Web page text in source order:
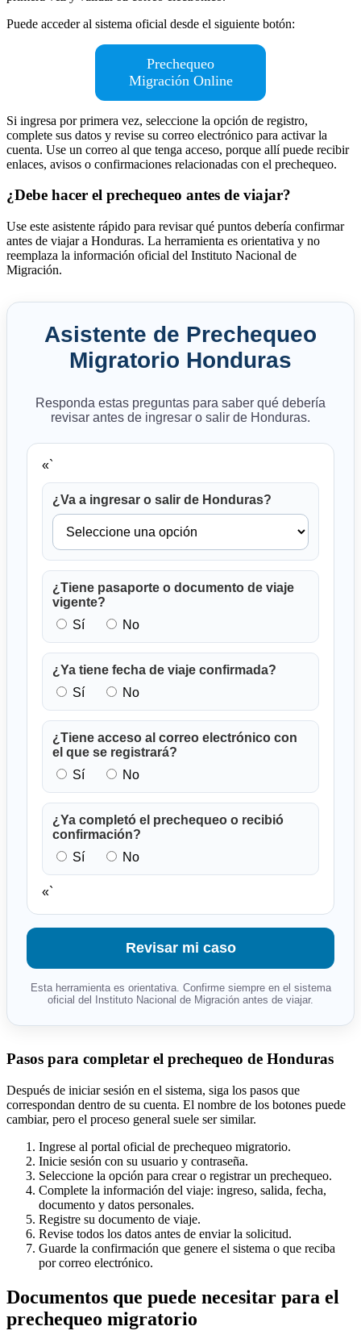
Puede acceder al sistema oficial desde el siguiente botón:
Prechequeo
Migración Online
Si ingresa por primera vez, seleccione la opción de registro,
complete sus datos y revise su correo electrónico para activar la
cuenta. Use un correo al que tenga acceso, porque allí puede recibir
enlaces, avisos o confirmaciones relacionadas con el prechequeo.
¿Debe hacer el prechequeo antes de viajar?
Use este asistente rápido para revisar qué puntos debería confirmar
antes de viajar a Honduras. La herramienta es orientativa y no
reemplaza la información oficial del Instituto Nacional de
Migración.
Asistente de Prechequeo
Migratorio Honduras
Responda estas preguntas para saber qué debería
revisar antes de ingresar o salir de Honduras.
«`
¿Va a ingresar o salir de Honduras?
¿Tiene pasaporte o documento de viaje
vigente?
Sí
No
¿Ya tiene fecha de viaje confirmada?
Sí
No
¿Tiene acceso al correo electrónico con
el que se registrará?
Sí
No
¿Ya completó el prechequeo o recibió
confirmación?
Sí
No
«`
Revisar mi caso
Esta herramienta es orientativa. Confirme siempre en el sistema
oficial del Instituto Nacional de Migración antes de viajar.
Pasos para completar el prechequeo de Honduras
Después de iniciar sesión en el sistema, siga los pasos que
correspondan dentro de su cuenta. El nombre de los botones puede
cambiar, pero el proceso general suele ser similar.
Ingrese al portal oficial de prechequeo migratorio.
Inicie sesión con su usuario y contraseña.
Seleccione la opción para crear o registrar un prechequeo.
Complete la información del viaje: ingreso, salida, fecha,
documento y datos personales.
Registre su documento de viaje.
Revise todos los datos antes de enviar la solicitud.
Guarde la confirmación que genere el sistema o que reciba
por correo electrónico.
Documentos que puede necesitar para el
prechequeo migratorio